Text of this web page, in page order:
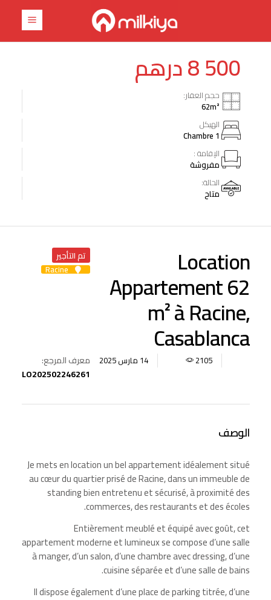
8 500درهم
حجم العقار:
62m²
الهيكل
1 Chambre
الإقامة :
مفروشة
الحالة:
متاح
Location
Appartement 62
m² à Racine,
Casablanca
تم التأجير
Racine
14 مارس 2025 2105
معرف المرجع:
LO202502246261
الوصف
Je mets en location un bel appartement idéalement situé
au cœur du quartier prisé de Racine, dans un immeuble de
standing bien entretenu et sécurisé, à proximité des
commerces, des restaurants et des écoles.
Entièrement meublé et équipé avec goût, cet
appartement moderne et lumineux se compose d’une salle
à manger, d’un salon, d’une chambre avec dressing, d’une
cuisine séparée et d’une salle de bains.
Il dispose également d’une place de parking titrée, d’une